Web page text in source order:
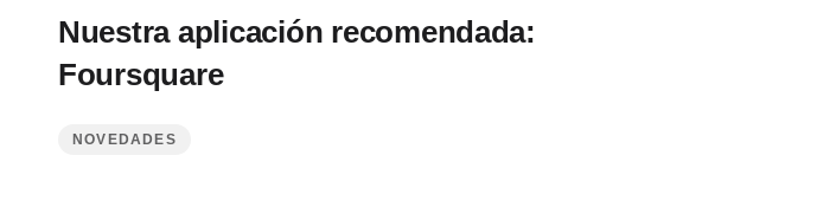
Nuestra aplicación recomendada:
Foursquare
NOVEDADES